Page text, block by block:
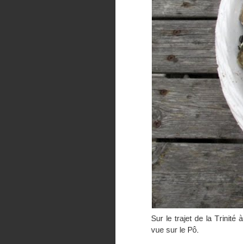
Sur le trajet de la Trinité
vue sur le Pô.